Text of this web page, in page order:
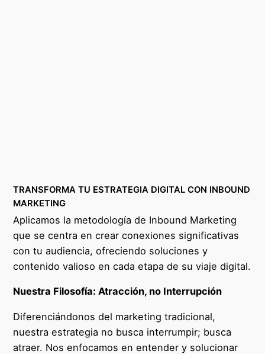
TRANSFORMA TU ESTRATEGIA DIGITAL CON INBOUND
MARKETING
Aplicamos la metodología de Inbound Marketing
que se centra en crear conexiones significativas
con tu audiencia, ofreciendo soluciones y
contenido valioso en cada etapa de su viaje digital.
Nuestra Filosofía: Atracción, no Interrupción
Diferenciándonos del marketing tradicional,
nuestra estrategia no busca interrumpir; busca
atraer. Nos enfocamos en entender y solucionar